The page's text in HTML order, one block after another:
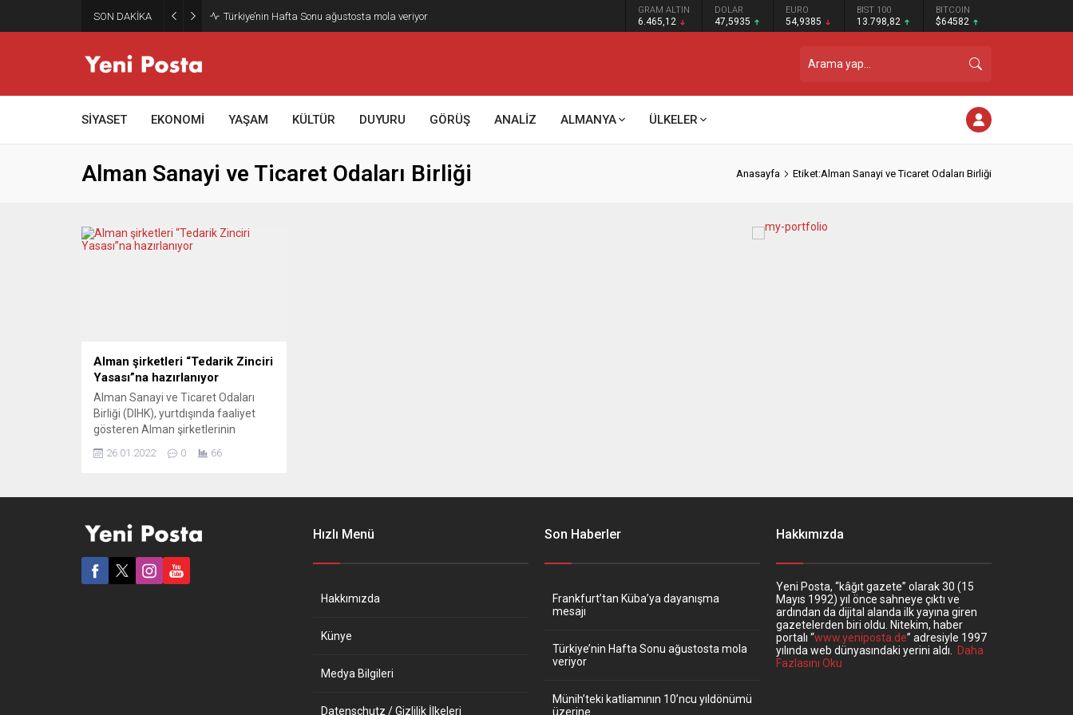
SON DAKİKA Türkiye’nin Hafta Sonu ağustosta mola veriyor GRAM ALTIN
6.465,12
DOLAR
47,5935
EURO
54,9385
BIST 100
13.798,82
BITCOIN
$64582
SİYASET EKONOMİ YAŞAM KÜLTÜR DUYURU GÖRÜŞ ANALİZ ALMANYA ÜLKELER
Alman Sanayi ve Ticaret Odaları Birliği Anasayfa Etiket:Alman Sanayi ve Ticaret Odaları Birliği
Alman şirketleri “Tedarik Zinciri
Yasası”na hazırlanıyor
Alman Sanayi ve Ticaret Odaları
Birliği (DIHK), yurtdışında faaliyet
gösteren Alman şirketlerinin
neredeyse yarısının 2023’te
yürürlüğe girecek olan Tedarik
“sürdürülebilirlik” araştırmasının
sonuçları açıklandı. Araştırma
raporuna göre, Almanya’da
şirketlerin üçte ikisinden fazlası
26.01.2022 0 66
Hızlı Menü
Hakkımızda
Künye
Medya Bilgileri
Datenschutz / Gizlilik İlkeleri
Son Haberler
Frankfurt’tan Küba’ya dayanışma
mesajı
Türkiye’nin Hafta Sonu ağustosta mola
veriyor
Münih’teki katliamının 10’ncu yıldönümü
üzerine
Hakkımızda
Yeni Posta, “kâğıt gazete” olarak 30 (15
Mayıs 1992) yıl önce sahneye çıktı ve
ardından da dijital alanda ilk yayına giren
gazetelerden biri oldu. Nitekim, haber
portalı “www.yeniposta.de” adresiyle 1997
yılında web dünyasındaki yerini aldı. Daha
Fazlasını Oku